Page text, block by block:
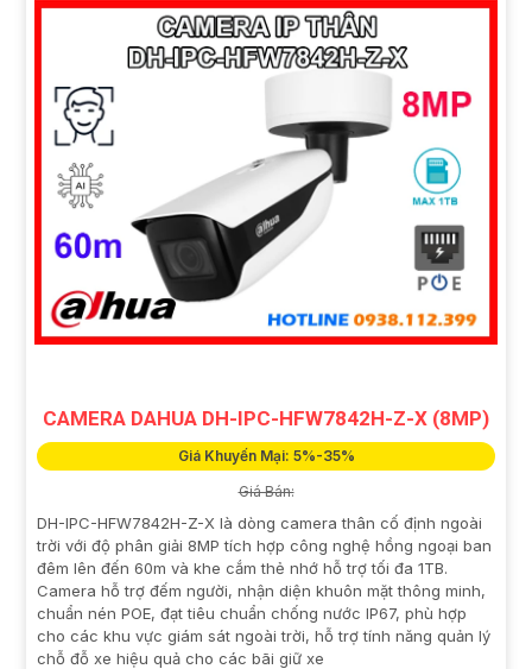
CAMERA DAHUA DH-IPC-HFW7842H-Z-X (8MP)
Giá Khuyến Mại: 5%-35%
Giá Bán:
DH-IPC-HFW7842H-Z-X là dòng camera thân cố định ngoài
trời với độ phân giải 8MP tích hợp công nghệ hồng ngoại ban
đêm lên đến 60m và khe cắm thẻ nhớ hỗ trợ tối đa 1TB.
Camera hỗ trợ đếm người, nhận diện khuôn mặt thông minh,
chuẩn nén POE, đạt tiêu chuẩn chống nước IP67, phù hợp
cho các khu vực giám sát ngoài trời, hỗ trợ tính năng quản lý
chỗ đỗ xe hiệu quả cho các bãi giữ xe